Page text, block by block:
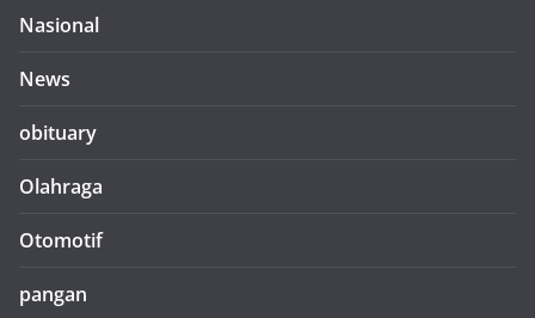
Nasional
News
obituary
Olahraga
Otomotif
pangan